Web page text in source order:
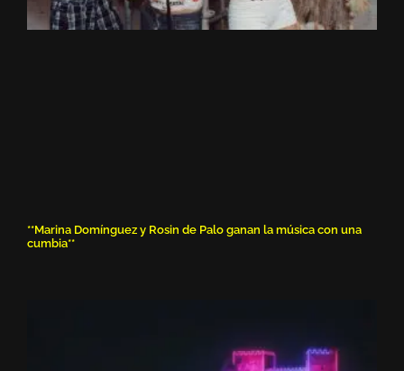
**Marina Domínguez y Rosin de Palo ganan la música con una
cumbia**